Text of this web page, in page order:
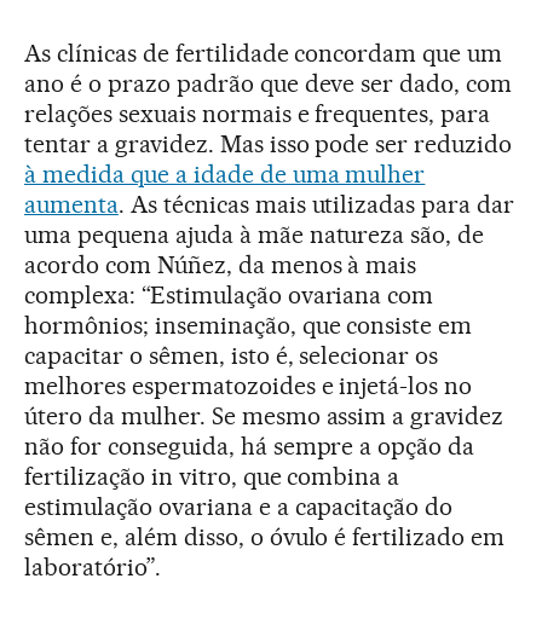
As clínicas de fertilidade concordam que um
ano é o prazo padrão que deve ser dado, com
relações sexuais normais e frequentes, para
tentar a gravidez. Mas isso pode ser reduzido
à medida que a idade de uma mulher
aumenta. As técnicas mais utilizadas para dar
uma pequena ajuda à mãe natureza são, de
acordo com Núñez, da menos à mais
complexa: “Estimulação ovariana com
hormônios; inseminação, que consiste em
capacitar o sêmen, isto é, selecionar os
melhores espermatozoides e injetá-los no
útero da mulher. Se mesmo assim a gravidez
não for conseguida, há sempre a opção da
fertilização in vitro, que combina a
estimulação ovariana e a capacitação do
sêmen e, além disso, o óvulo é fertilizado em
laboratório”.